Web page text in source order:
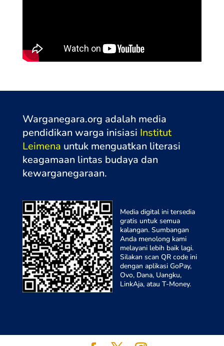
Warganegara.org adalah media
pendidikan warga inisiasi Institut
Leimena untuk menguatkan literasi
keagamaan lintas budaya dan
kewarganegaraan.
Media digital ini tersedia
gratis untuk semua
kalangan. Sumbangan
Anda menolong kami
melayani lebih baik lagi.
Silakan scan QR code ini
dengan aplikasi GoPay,
Ovo, Dana, Uangku,
LinkAja, atau T-Money.